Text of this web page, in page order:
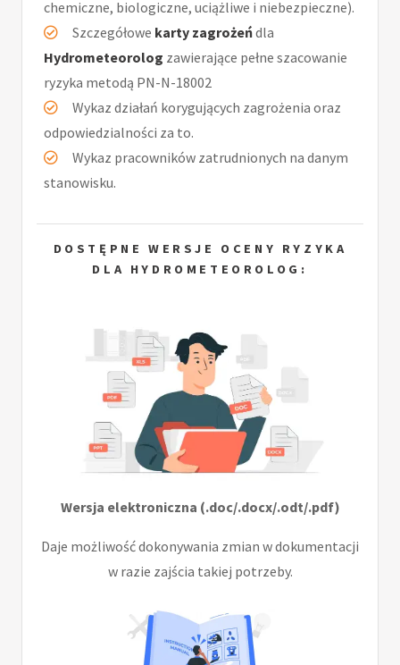
chemiczne, biologiczne, uciążliwe i niebezpieczne).
Szczegółowe karty zagrożeńdla
Hydrometeorolog zawierające pełne szacowanie
ryzyka metodą PN-N-18002
Wykaz działań korygujących zagrożenia oraz
odpowiedzialności za to.
Wykaz pracowników zatrudnionych na danym
stanowisku.
DOSTĘPNE WERSJE OCENY RYZYKA
DLA HYDROMETEOROLOG:
Wersja elektroniczna (.doc/.docx/.odt/.pdf)
Daje możliwość dokonywania zmian w dokumentacji
w razie zajścia takiej potrzeby.